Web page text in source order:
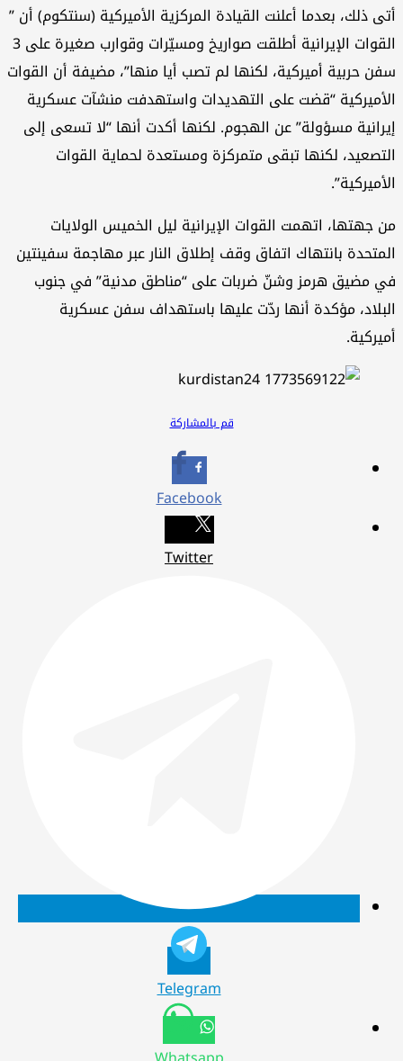
ذلك، بعدما أعلنت القيادة المركزية الأميركية (سنتكوم) أن ”
القوات الإيرانية أطلقت صواريخ ومسيّرات وقوارب صغيرة على 3
حربية أميركية، لكنها لم تصب أيا منها”، مضيفة أن القوات
“قضت على التهديدات واستهدفت منشآت عسكرية
مسؤولة” عن الهجوم. لكنها أكدت أنها “لا تسعى إلى
لكنها تبقى متمركزة ومستعدة لحماية القوات
جهتها، اتهمت القوات الإيرانية ليل الخميس الولايات
بانتهاك اتفاق وقف إطلاق النار عبر مهاجمة سفينتين
مضيق هرمز وشنّ ضربات على “مناطق مدنية” في جنوب
مؤكدة أنها ردّت عليها باستهداف سفن عسكرية
قم بالمشاركة
Facebook
Twitter
Telegram